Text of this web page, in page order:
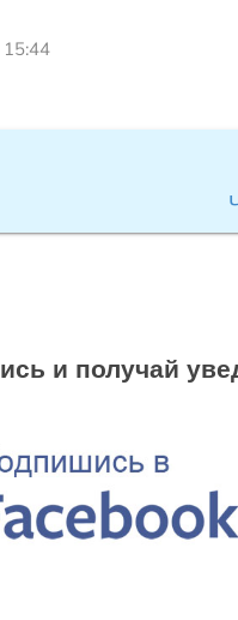
и получай